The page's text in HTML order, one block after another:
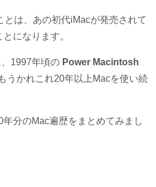
とは、あの初代iMacが発売されて
になります。
1997年頃の Power Macintosh
うかれこれ20年以上Macを使い続
分のMac遍歴をまとめてみまし